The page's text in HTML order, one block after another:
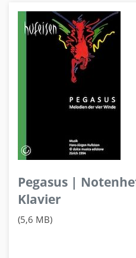
Pegasus |
Klavier
(5,6 MB)